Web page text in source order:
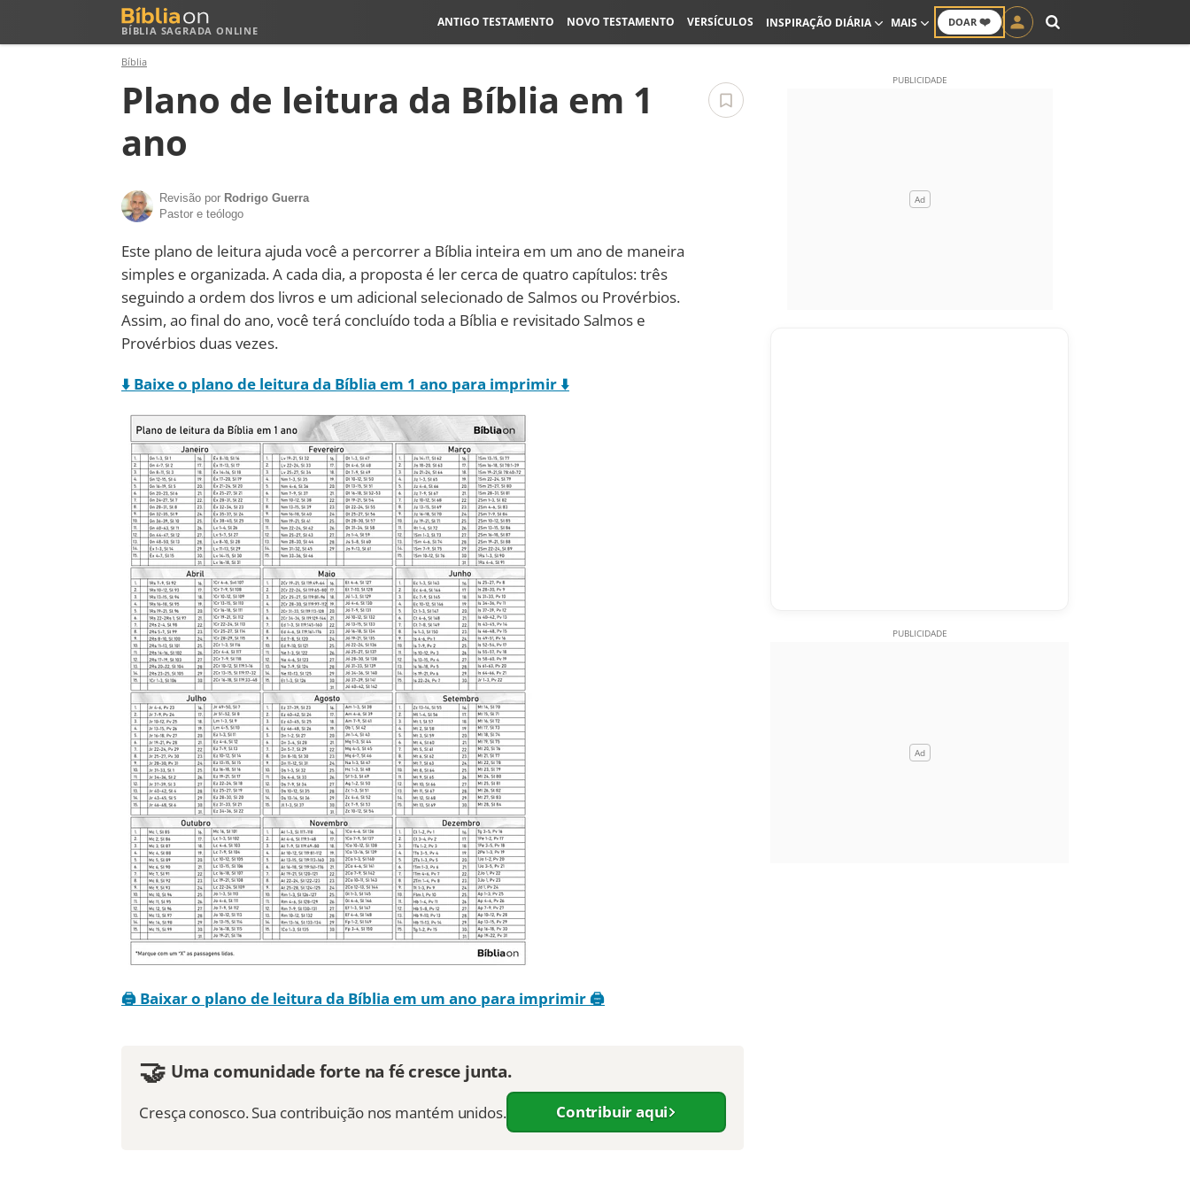
BÍBLIA SAGRADA ONLINE
DOAR ❤️
ANTIGO TESTAMENTO NOVO TESTAMENTO VERSÍCULOS INSPIRAÇÃO DIÁRIA MAIS
Bíblia
Plano de leitura da Bíblia em 1
ano
Revisão por Rodrigo Guerra
Pastor e teólogo
Este plano de leitura ajuda você a percorrer a Bíblia inteira em um ano de maneira
simples e organizada. A cada dia, a proposta é ler cerca de quatro capítulos: três
seguindo a ordem dos livros e um adicional selecionado de Salmos ou Provérbios.
Assim, ao final do ano, você terá concluído toda a Bíblia e revisitado Salmos e
Provérbios duas vezes.
⬇️ Baixe o plano de leitura da Bíblia em 1 ano para imprimir ⬇️
🖨️ Baixar o plano de leitura da Bíblia em um ano para imprimir 🖨️
🤝 Uma comunidade forte na fé cresce junta.
Cresça conosco. Sua contribuição nos mantém unidos. Contribuir aqui